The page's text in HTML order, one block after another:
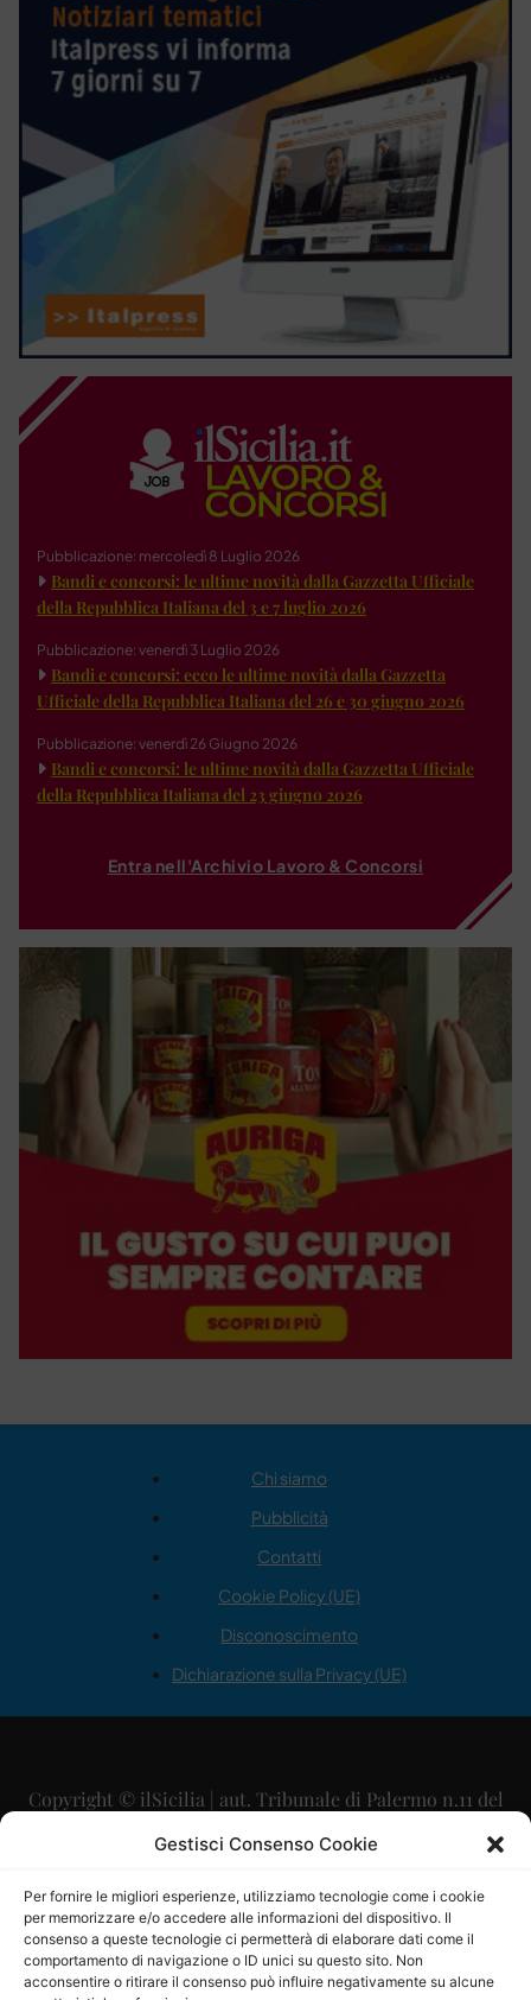
Gestisci Consenso Cookie
Per fornire le migliori esperienze, utilizziamo tecnologie come i cookie
per memorizzare e/o accedere alle informazioni del dispositivo. Il
consenso a queste tecnologie ci permetterà di elaborare dati come il
comportamento di navigazione o ID unici su questo sito. Non
acconsentire o ritirare il consenso può influire negativamente su alcune
Pubblicazione: mercoledì 8 Luglio 2026
Bandi e concorsi: le ultime novità dalla Gazzetta Ufficiale
della Repubblica Italiana del 3 e 7 luglio 2026
Pubblicazione: venerdì 3 Luglio 2026
Bandi e concorsi: ecco le ultime novità dalla Gazzetta
Ufficiale della Repubblica Italiana del 26 e 30 giugno 2026
Pubblicazione: venerdì 26 Giugno 2026
Bandi e concorsi: le ultime novità dalla Gazzetta Ufficiale
della Repubblica Italiana del 23 giugno 2026
Entra nell'Archivio Lavoro & Concorsi
Chi siamo
Pubblicità
Contatti
Cookie Policy (UE)
Disconoscimento
Dichiarazione sulla Privacy (UE)
Copyright © ilSicilia | aut. Tribunale di Palermo n.11 del
29/09/2015
Direttore Editoriale: Maurizio Scaglione
Direttore Responsabile: Maria Calabrese